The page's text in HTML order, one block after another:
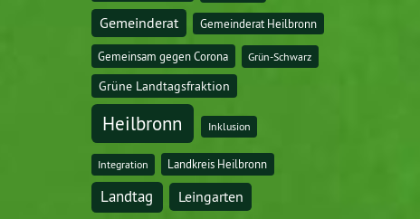
Gemeinderat Gemeinderat Heilbronn
Gemeinsam gegen Corona Grün-Schwarz
Grüne Landtagsfraktion
Heilbronn Inklusion
Integration Landkreis Heilbronn
Landtag Leingarten